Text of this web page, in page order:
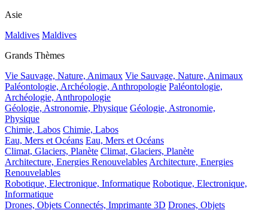
Asie
Maldives Maldives
Grands Thèmes
Vie Sauvage, Nature, Animaux Vie Sauvage, Nature, Animaux
Paléontologie, Archéologie, Anthropologie Paléontologie,
Archéologie, Anthropologie
Géologie, Astronomie, Physique Géologie, Astronomie,
Physique
Chimie, Labos Chimie, Labos
Eau, Mers et Océans Eau, Mers et Océans
Climat, Glaciers, Planète Climat, Glaciers, Planète
Architecture, Energies Renouvelables Architecture, Energies
Renouvelables
Robotique, Electronique, Informatique Robotique, Electronique,
Informatique
Drones, Objets Connectés, Imprimante 3D Drones, Objets